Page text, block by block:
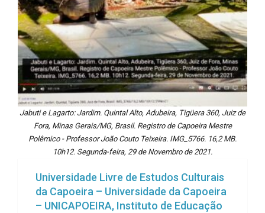
Jabuti e Lagarto: Jardim. Quintal Alto, Adubeira, Tigüera 360, Juiz de
Fora, Minas Gerais/MG, Brasil. Registro de Capoeira Mestre
Polêmico - Professor João Couto Teixeira. IMG_5766. 16,2 MB.
10h12. Segunda-feira, 29 de Novembro de 2021.
Universidade Livre de Estudos Culturais
da Capoeira – Universidade da Capoeira
– UNICAPOEIRA, Instituto de Educação